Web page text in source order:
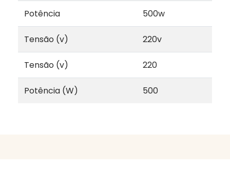
Potência 500w
Tensão (v) 220v
Tensão (v) 220
Potência (W) 500